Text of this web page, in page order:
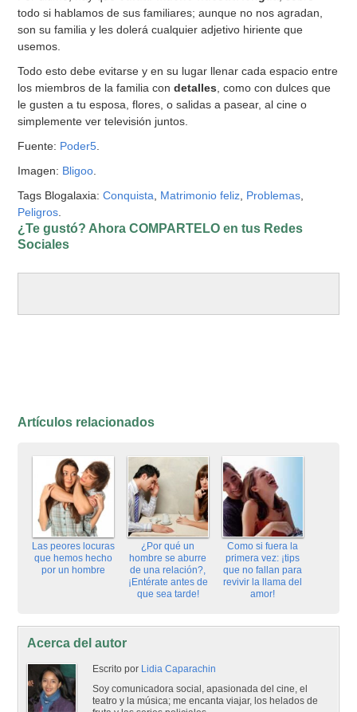
todo si hablamos de sus familiares; aunque no nos agradan,
son su familia y les dolerá cualquier adjetivo hiriente que
usemos.
Todo esto debe evitarse y en su lugar llenar cada espacio entre
los miembros de la familia condetalles , como con dulces que
le gusten a tu esposa, flores, o salidas a pasear, al cine o
simplemente ver televisión juntos.
Fuente: Poder5
Imagen: Bligoo
Tags Blogalaxia:Conquista Matrimonio feliz Problemas
Peligros
¿Te gustó? Ahora COMPARTELO en tus Redes
Sociales
Artículos relacionados
Las peores locuras
que hemos hecho
por un hombre
¿Por qué un
hombre se aburre
de una relación?,
¡Entérate antes de
que sea tarde!
Como si fuera la
primera vez: ¡tips
que no fallan para
revivir la llama del
amor!
Acerca del autor
Escrito por Lidia Caparachin
Soy comunicadora social, apasionada del cine, el
teatro y la música; me encanta viajar, los helados de